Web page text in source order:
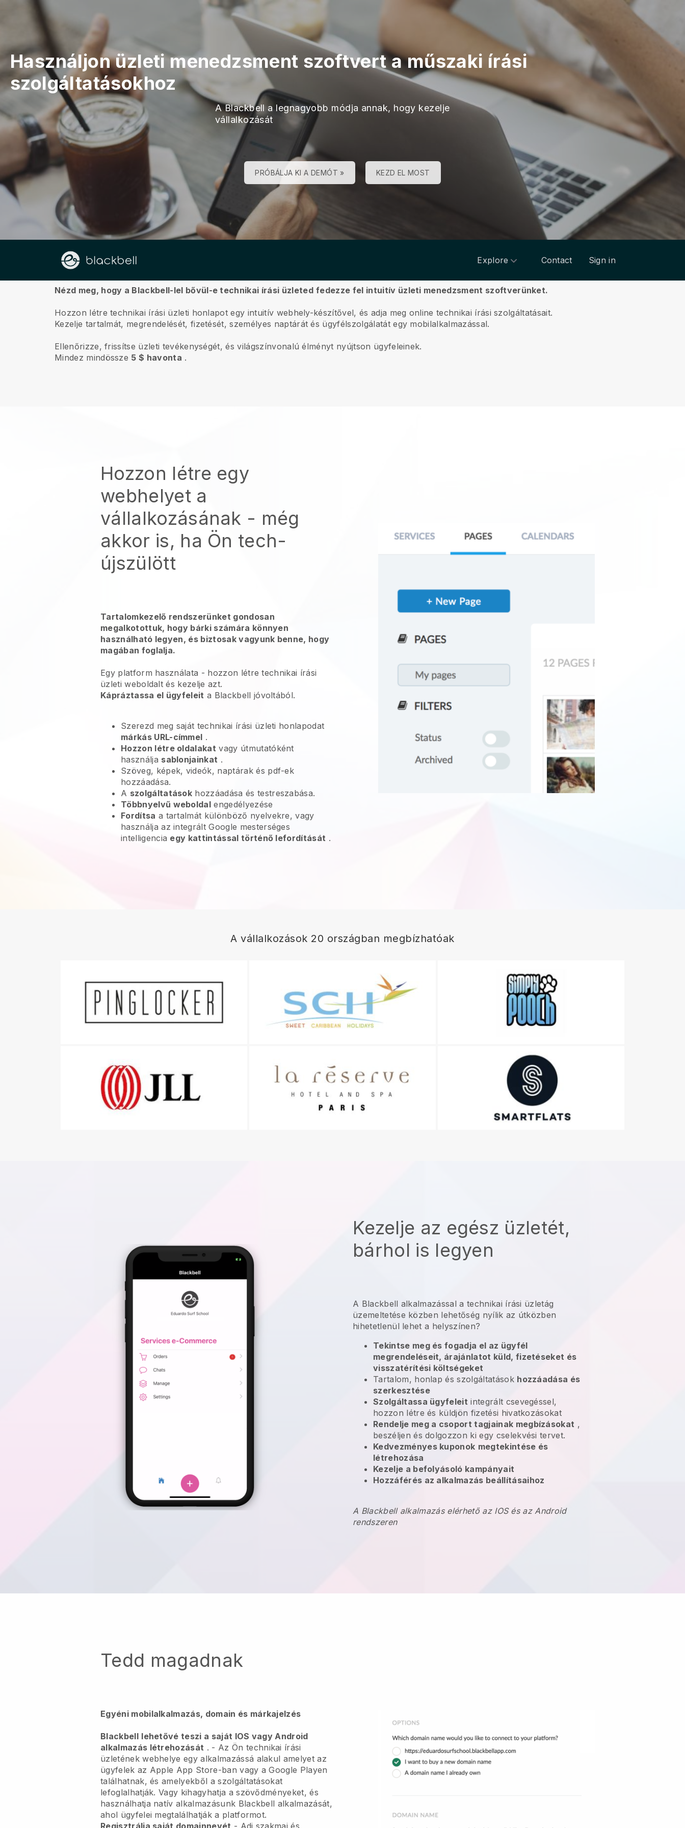
Használjon üzleti menedzsment szoftvert a műszaki írási
szolgáltatásokhoz
A Blackbell a legnagyobb módja annak, hogy kezelje
vállalkozását
PRÓBÁLJA KI A DEMÓT » KEZD EL MOST
Explore Contact Sign in
Rólunk
Nézd meg, hogy a Blackbell-lel bővül-e technikai írási üzleted fedezze fel intuitív üzleti menedzsment szoftverünket.
Hozzon létre technikai írási üzleti honlapot egy intuitív webhely-készítővel, és adja meg online technikai írási szolgáltatásait.
Kezelje tartalmát, megrendelését, fizetését, személyes naptárát és ügyfélszolgálatát egy mobilalkalmazással.
Ellenőrizze, frissítse üzleti tevékenységét, és világszínvonalú élményt nyújtson ügyfeleinek.
Mindez mindössze 5 $ havonta .
Hozzon létre egy
webhelyet a
vállalkozásának - még
akkor is, ha Ön tech-
újszülött
Tartalomkezelő rendszerünket gondosan
megalkotottuk, hogy bárki számára könnyen
használható legyen, és biztosak vagyunk benne, hogy
magában foglalja.
Egy platform használata - hozzon létre technikai írási
üzleti weboldalt és kezelje azt.
Kápráztassa el ügyfeleit a Blackbell jóvoltából.
Szerezd meg saját technikai írási üzleti honlapodat
márkás URL-címmel .
Hozzon létre oldalakat vagy útmutatóként
használja sablonjainkat .
Szöveg, képek, videók, naptárak és pdf-ek
hozzáadása.
A szolgáltatások hozzáadása és testreszabása.
Többnyelvű weboldal engedélyezése
Fordítsa a tartalmát különböző nyelvekre, vagy
használja az integrált Google mesterséges
intelligencia egy kattintással történő lefordítását .
A vállalkozások 20 országban megbízhatóak
Kezelje az egész üzletét,
bárhol is legyen
A Blackbell alkalmazássala technikai írási üzletág
üzemeltetése közben lehetőség nyílik az útközben
hihetetlenül lehet a helyszínen?
Tekintse meg és fogadja el az ügyfél
megrendeléseit, árajánlatot küld, fizetéseket és
visszatérítési költségeket
Tartalom, honlap és szolgáltatások hozzáadása és
szerkesztése
Szolgáltassa ügyfeleit integrált csevegéssel,
hozzon létre és küldjön fizetési hivatkozásokat
Rendelje meg a csoport tagjainak megbízásokat ,
beszéljen és dolgozzon ki egy cselekvési tervet.
Kedvezményes kuponok megtekintése és
létrehozása
Kezelje a befolyásoló kampányait
Hozzáférés az alkalmazás beállításaihoz
A Blackbell alkalmazás elérhető az IOS és az Android
rendszeren
Tedd magadnak
Egyéni mobilalkalmazás, domain és márkajelzés
Blackbell lehetővé teszi a saját IOS vagy Android
alkalmazás létrehozását . - Az Ön technikai írási
üzletének webhelye egy alkalmazássá alakul amelyet az
ügyfelek az Apple App Store-ban vagy a Google Playen
találhatnak, és amelyekből a szolgáltatásokat
lefoglalhatják. Vagy kihagyhatja a szövődményeket, és
használhatja natív alkalmazásunk Blackbell alkalmazását,
ahol ügyfelei megtalálhatják a platformot.
Regisztrálja saját domainnevét - Adj szakmai és